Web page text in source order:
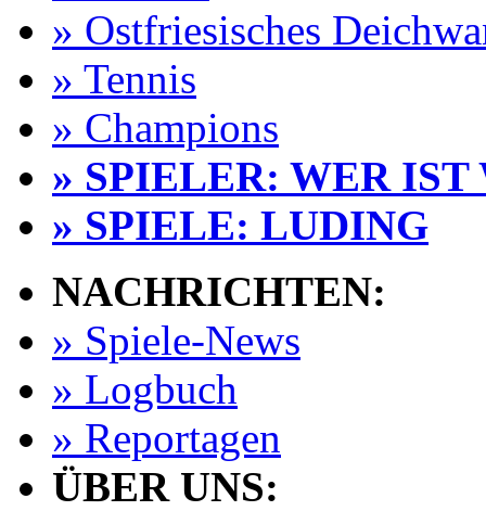
» Ostfriesisches
» Tennis
» Champions
» SPIELER: WER IST
» SPIELE: LUDING
NACHRICHTEN:
» Spiele-News
» Logbuch
» Reportagen
ÜBER UNS: